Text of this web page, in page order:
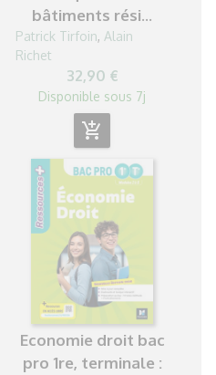
bâtiments rési...
Patrick Tirfoin, Alain
Richet
32,90 €
Disponible sous 7j
add_shopping_cart
Economie droit bac
pro 1re, terminale :